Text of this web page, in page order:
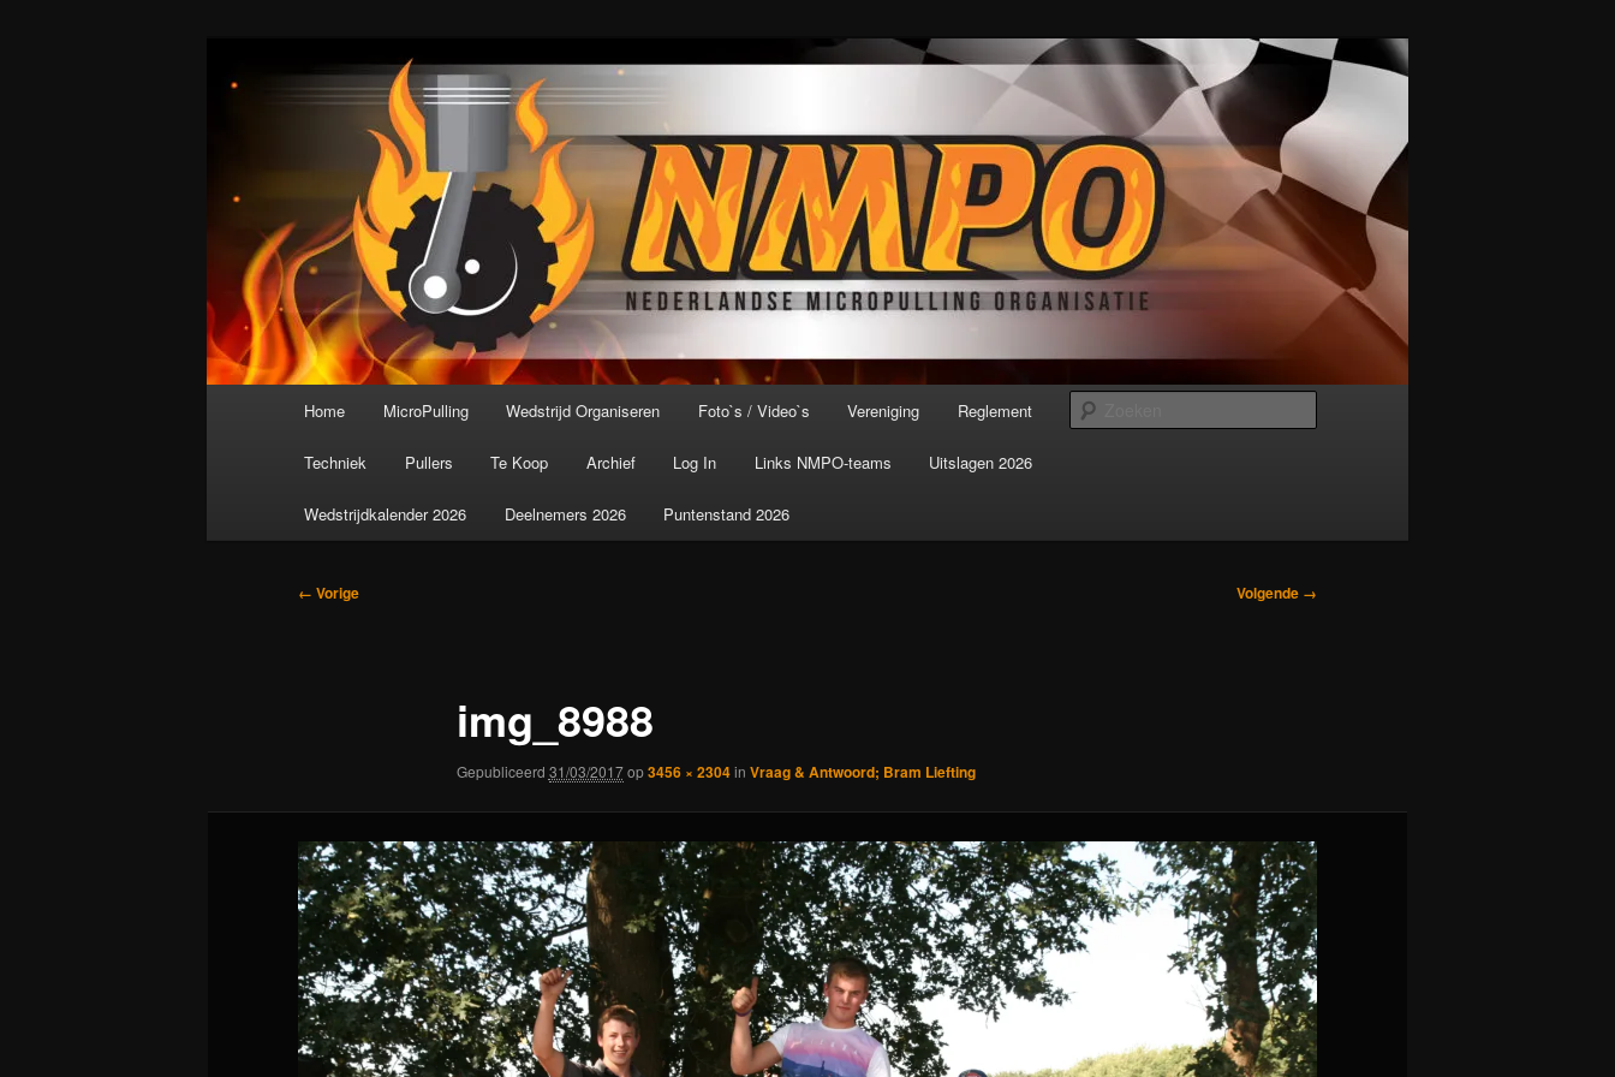
Nederlandse MicroPulling Organisatie
De meest krachtige modelbouwsport ter wereld!
Home MicroPulling Wedstrijd Organiseren Foto`s / Video`s Vereniging Reglement
Techniek Pullers Te Koop Archief Log In Links NMPO-teams Uitslagen 2026
Wedstrijdkalender 2026 Deelnemers 2026 Puntenstand 2026
Afbeeldingsnavigatie
← Vorige Volgende →
img_8988
Gepubliceerd 31/03/2017op3456 × 2304in Vraag & Antwoord; Bram Liefting